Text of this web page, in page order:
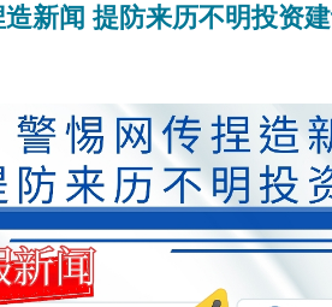
新闻 提防来历不明投资